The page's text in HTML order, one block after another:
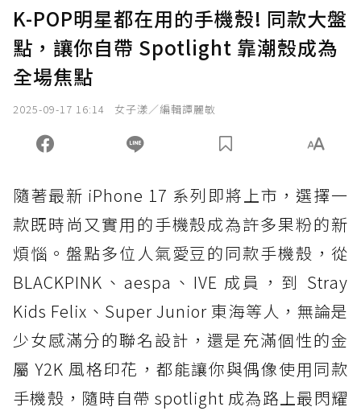
K-POP明星都在用的手機殼! 同款大盤
點，讓你自帶 Spotlight 靠潮殼成為
全場焦點
2025-09-17 16:14 女子漾／編輯譚麗敏
隨著最新 iPhone 17 系列即將上市，選擇一
款既時尚又實用的手機殼成為許多果粉的新
煩惱。盤點多位人氣愛豆的同款手機殼，從
BLACKPINK、aespa、IVE 成員，到 Stray
Kids Felix、Super Junior 東海等人，無論是
少女感滿分的聯名設計，還是充滿個性的金
屬 Y2K 風格印花，都能讓你與偶像使用同款
手機殼，隨時自帶 spotlight 成為路上最閃耀